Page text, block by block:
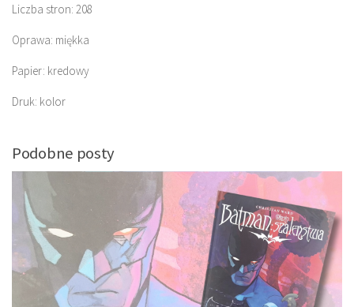
Liczba stron: 208
Oprawa: miękka
Papier: kredowy
Druk: kolor
Podobne posty